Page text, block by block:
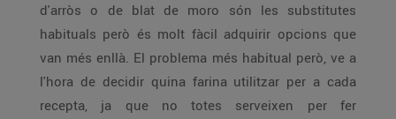
d'arròs o de blat de moro són les substitutes
habituals però és molt fàcil adquirir opcions que
van més enllà. El problema més habitual però, ve a
l'hora de decidir quina farina utilitzar per a cada
recepta, ja que no totes serveixen per fer